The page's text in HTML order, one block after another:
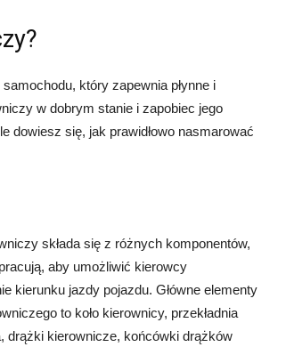
który zapewnia płynne i
w dobrym stanie i zapobiec jego
dowiesz się, jak prawidłowo nasmarować
składa się z różnych komponentów,
aby umożliwić kierowcy
kierunku jazdy pojazdu. Główne elementy
to koło kierownicy, przekładnia
drążki kierownicze, końcówki drążków